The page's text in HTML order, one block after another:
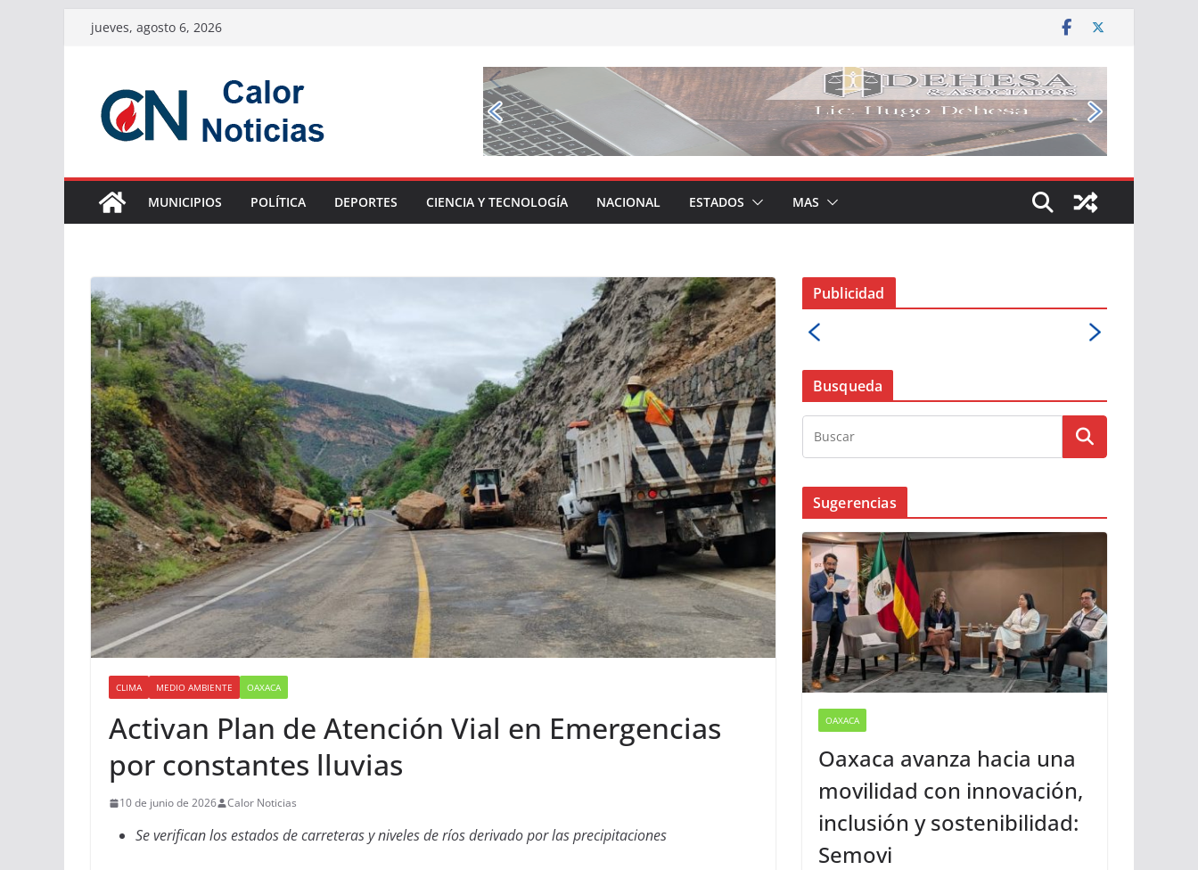
Saltarjueves, agosto 6, 2026
MUNICIPIOS POLÍTICA DEPORTES CIENCIA Y TECNOLOGÍA NACIONAL ESTADOS MAS
CLIMA MEDIO AMBIENTE OAXACA
Activan Plan de Atención Vial en Emergencias
por constantes lluvias
10 de junio de 2026 Calor Noticias
Se verifican los estados de carreteras y niveles de ríos derivado por las precipitaciones
Publicidad
Busqueda
Sugerencias
OAXACA
Oaxaca avanza hacia una
movilidad con innovación,
inclusión y sostenibilidad:
Semovi